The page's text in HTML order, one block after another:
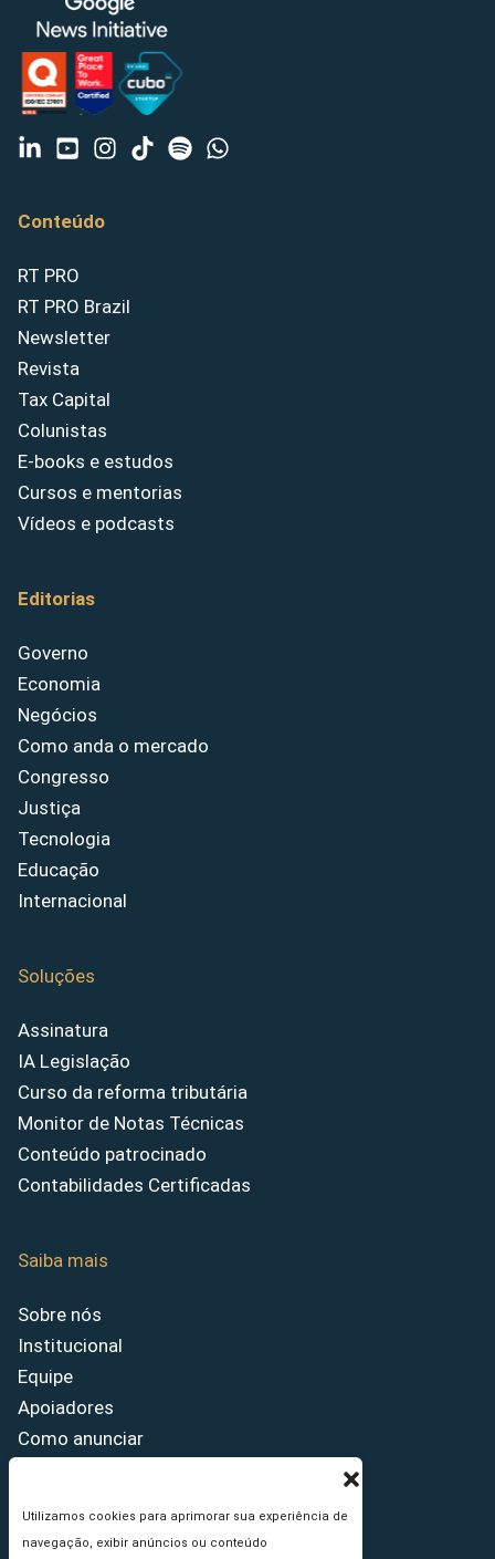
Utilizamos cookies para aprimorar sua experiência de
navegação, exibir anúncios ou conteúdo
Conteúdo
RT PRO
RT PRO Brazil
Newsletter
Revista
Tax Capital
Colunistas
E-books e estudos
Cursos e mentorias
Vídeos e podcasts
Editorias
Governo
Economia
Negócios
Como anda o mercado
Congresso
Justiça
Tecnologia
Educação
Internacional
Soluções
Assinatura
IA Legislação
Curso da reforma tributária
Monitor de Notas Técnicas
Conteúdo patrocinado
Contabilidades Certificadas
Saiba mais
Sobre nós
Institucional
Equipe
Apoiadores
Como anunciar